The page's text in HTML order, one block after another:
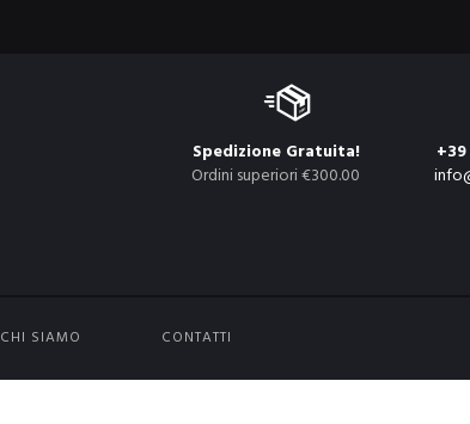
Spedizione Gratuita!
Ordini superiori €300.00
CHI SIAMO CONTATTI